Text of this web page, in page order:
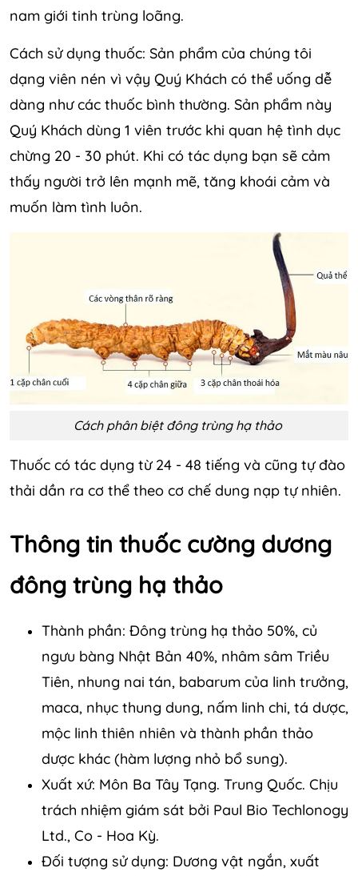
nam giới tinh trùng loãng.
Cách sử dụng thuốc: Sản phẩm của chúng tôi
dạng viên nén vì vậy Quý Khách có thể uống dễ
dàng như các thuốc bình thường. Sản phẩm này
Quý Khách dùng 1 viên trước khi quan hệ tình dục
chừng 20 - 30 phút. Khi có tác dụng bạn sẽ cảm
thấy người trở lên mạnh mẽ, tăng khoái cảm và
muốn làm tình luôn.
Cách phân biệt đông trùng hạ thảo
Thuốc có tác dụng từ 24 - 48 tiếng và cũng tự đào
thải dần ra cơ thể theo cơ chế dung nạp tự nhiên.
Thông tin thuốc cường dương
đông trùng hạ thảo
Thành phần: Đông trùng hạ thảo 50%, củ
ngưu bàng Nhật Bản 40%, nhâm sâm Triều
Tiên, nhung nai tán, babarum của linh trưởng,
maca, nhục thung dung, nấm linh chi, tá dược,
mộc linh thiên nhiên và thành phần thảo
dược khác (hàm lượng nhỏ bổ sung).
Xuất xứ: Môn Ba Tây Tạng. Trung Quốc. Chịu
trách nhiệm giám sát bởi Paul Bio Techlonogy
Ltd., Co - Hoa Kỳ.
Đối tượng sử dụng: Dương vật ngắn, xuất